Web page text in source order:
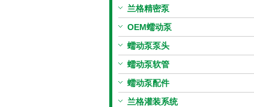
兰格精密泵
OEM蠕动泵
蠕动泵泵头
蠕动泵软管
蠕动泵配件
兰格灌装系统